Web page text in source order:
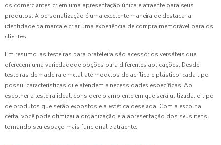
os comerciantes criem uma apresentação única e atraente para seus
produtos. A personalização é uma excelente maneira de destacar a
identidade da marca e criar uma experiência de compra memorável para os
clientes.
Em resumo, as testeiras para prateleira são acessórios versáteis que
oferecem uma variedade de opções para diferentes aplicações. Desde
testeiras de madeira e metal até modelos de acrílico e plástico, cada tipo
possui características que atendem a necessidades específicas. Ao
escolher a testeira ideal, considere o ambiente em que será utilizada, o tipo
de produtos que serão expostos e a estética desejada. Com a escolha
certa, você pode otimizar a organização e a apresentação dos seus itens,
tornando seu espaço mais funcional e atraente.